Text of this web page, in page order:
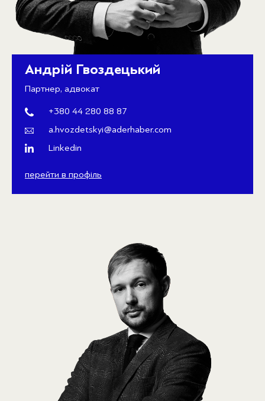
Андрій Гвоздецький
Партнер, адвокат
+380 44 280 88 87
a.hvozdetskyi@aderhaber.com
Linkedin
перейти в профіль